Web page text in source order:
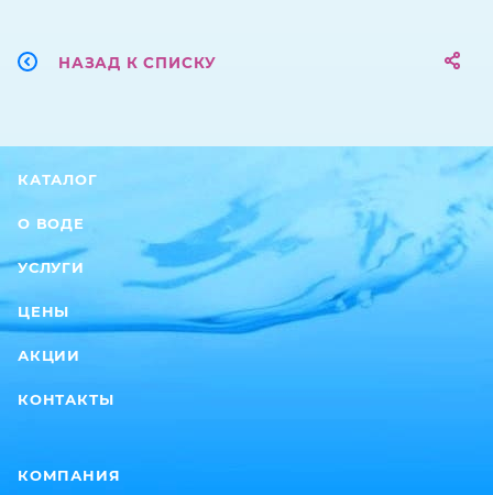
НАЗАД К СПИСКУ
КАТАЛОГ
О ВОДЕ
УСЛУГИ
ЦЕНЫ
АКЦИИ
КОНТАКТЫ
КОМПАНИЯ